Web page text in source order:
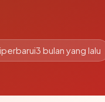
3 bulan yang lalu